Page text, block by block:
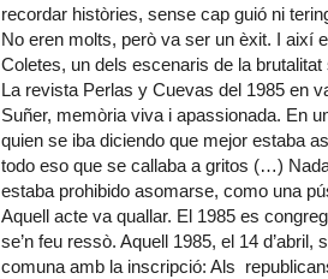
recordar històries, sense cap guió ni
No eren molts, però va ser un èxit. I així
Coletes, un dels escenaris de la
La revista Perlas y Cuevas del 1985 en
Suñer, memòria viva i apassionada. En
quien se iba diciendo que mejor estaba
todo eso que se callaba a gritos (…)
estaba prohibido asomarse, como una
Aquell acte va quallar. El 1985 es
se’n feu ressò. Aquell 1985, el 14 d’abril,
comuna amb la inscripció: Als